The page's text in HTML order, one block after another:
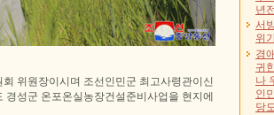
위원장이시며 조선인민군 최고사령관이신
경성군 온포온실농장건설준비사업을 현지에
년
서
위
경
귀
나
인
당